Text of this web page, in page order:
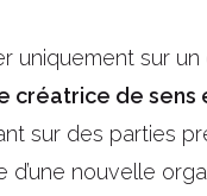
uniquement sur
créatrice de sens
sur des parties
nouvelle